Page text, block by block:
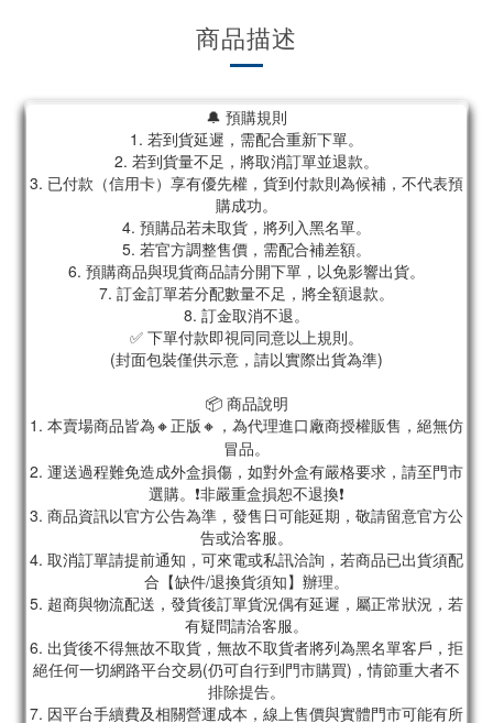
商品描述
🔔 預購規則
1. 若到貨延遲，需配合重新下單。
2. 若到貨量不足，將取消訂單並退款。
3. 已付款（信用卡）享有優先權，貨到付款則為候補，不代表預
購成功。
4. 預購品若未取貨，將列入黑名單。
5. 若官方調整售價，需配合補差額。
6. 預購商品與現貨商品請分開下單，以免影響出貨。
7. 訂金訂單若分配數量不足，將全額退款。
8. 訂金取消不退。
✅ 下單付款即視同同意以上規則。
(封面包裝僅供示意，請以實際出貨為準)
📦 商品說明
1. 本賣場商品皆為🔸正版🔸，為代理進口廠商授權販售，絕無仿
冒品。
2. 運送過程難免造成外盒損傷，如對外盒有嚴格要求，請至門市
選購。❗非嚴重盒損恕不退換❗
3. 商品資訊以官方公告為準，發售日可能延期，敬請留意官方公
告或洽客服。
4. 取消訂單請提前通知，可來電或私訊洽詢，若商品已出貨須配
合【缺件/退換貨須知】辦理。
5. 超商與物流配送，發貨後訂單貨況偶有延遲，屬正常狀況，若
有疑問請洽客服。
6. 出貨後不得無故不取貨，無故不取貨者將列為黑名單客戶，拒
絕任何一切網路平台交易(仍可自行到門市購買)，情節重大者不
排除提告。
7. 因平台手續費及相關營運成本，線上售價與實體門市可能有所